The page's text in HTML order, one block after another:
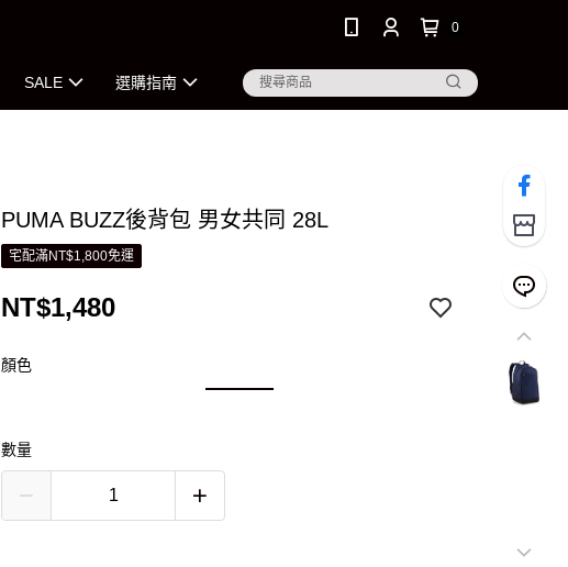
0
SALE 選購指南
PUMA BUZZ後背包 男女共同 28L
宅配滿NT$1,800免運
NT$1,480
顏色
數量